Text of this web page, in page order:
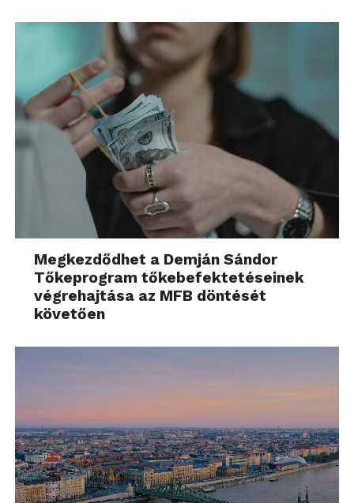
Megkezdődhet a Demján Sándor
Tőkeprogram tőkebefektetéseinek
végrehajtása az MFB döntését
követően